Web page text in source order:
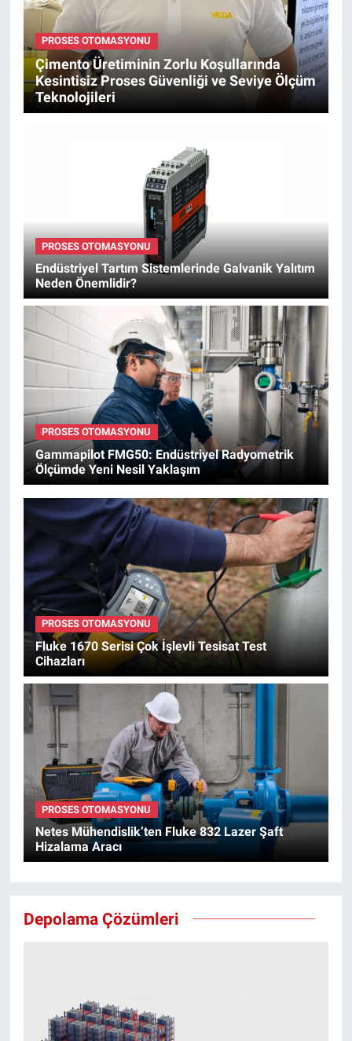
PROSES OTOMASYONU
Çimento Üretiminin Zorlu Koşullarında
Kesintisiz Proses Güvenliği ve Seviye Ölçüm
Teknolojileri
PROSES OTOMASYONU
Endüstriyel Tartım Sistemlerinde Galvanik Yalıtım
Neden Önemlidir?
PROSES OTOMASYONU
Gammapilot FMG50: Endüstriyel Radyometrik
Ölçümde Yeni Nesil Yaklaşım
PROSES OTOMASYONU
Fluke 1670 Serisi Çok İşlevli Tesisat Test
Cihazları
PROSES OTOMASYONU
Netes Mühendislik’ten Fluke 832 Lazer Şaft
Hizalama Aracı
Depolama Çözümleri